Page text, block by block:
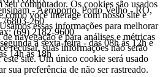
- Aeroporto, Porto Velho - RO,
76803-260
(69) 2182-9600
a sexta-feira - das 08h às 12h e
14h às 18h
seu computador. Os cookies são usados
como você interage com nosso site e
essas informações para melhorar
navegação e para análises e métricas
recusar, suas informações não serão
site. Um único cookie será usado
sua preferência de não ser rastreado.